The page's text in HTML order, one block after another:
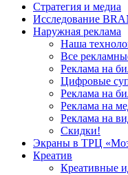
Стратегия и медиа
Исследование
Наружная реклама
Наша
Все
Реклама на
Цифровые
Реклама на
Реклама на
Реклама на
Скидки!
Экраны в ТРЦ
Креатив
Креативные